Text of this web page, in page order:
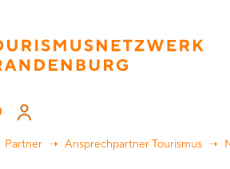
Benutzermenü
Partner Ansprechpartner Tourismus